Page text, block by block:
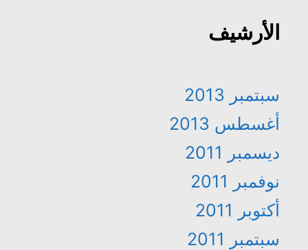
الأرشيف
سبتمبر 2013
أغسطس 2013
ديسمبر 2011
نوفمبر 2011
أكتوبر 2011
سبتمبر 2011